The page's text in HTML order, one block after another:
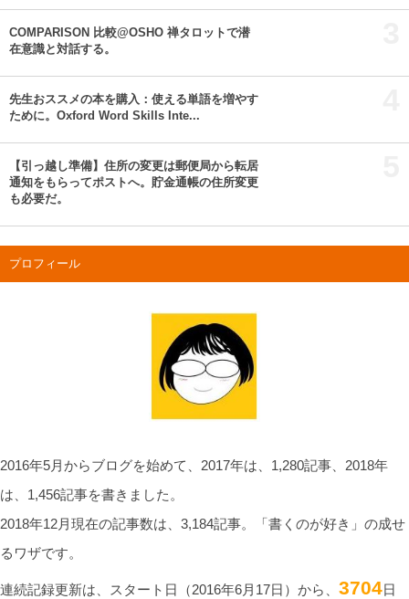
COMPARISON 比較@OSHO 禅タロットで潜
在意識と対話する。
先生おススメの本を購入：使える単語を増やす
ために。Oxford Word Skills Inte...
【引っ越し準備】住所の変更は郵便局から転居
通知をもらってポストへ。貯金通帳の住所変更
も必要だ。
プロフィール
2016年5月からブログを始めて、2017年は、1,280記事、2018年
は、1,456記事を書きました。
2018年12月現在の記事数は、3,184記事。「書くのが好き」の成せ
るワザです。
連続記録更新は、スタート日（2016年6月17日）から、 3704日